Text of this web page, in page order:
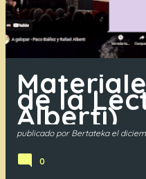
de la
Alberti)
publicado por Bertateka el
0